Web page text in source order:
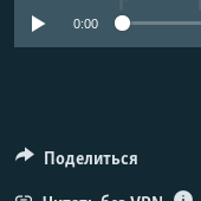
ПОБЕДИТЕЛЕЙ НЕ
УКРАИНСКАЯ
ПРИСОЕДИНЯЙТЕСЬ!
0:00
Поделиться